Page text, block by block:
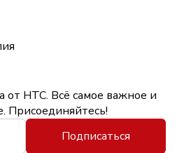
от НТС. Всё самое важное и
Присоединяйтесь!
Подписаться